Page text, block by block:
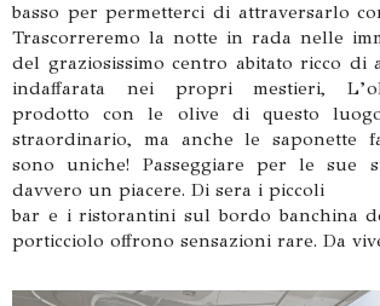
basso per permetterci di attraversarlo
Trascorreremo la notte in rada nelle
del graziosissimo centro abitato ricco di
indaffarata nei propri mestieri,
prodotto con le olive di questo
straordinario, ma anche le saponette
sono uniche! Passeggiare per le sue
davvero un piacere. Di sera i piccoli
bar e i ristorantini sul bordo banchina
porticciolo offrono sensazioni rare. Da